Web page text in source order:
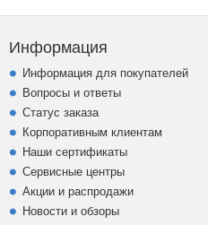
Информация
Информация для покупателей
Вопросы и ответы
Статус заказа
Корпоративным клиентам
Наши сертификаты
Сервисные центры
Акции и распродажи
Новости и обзоры